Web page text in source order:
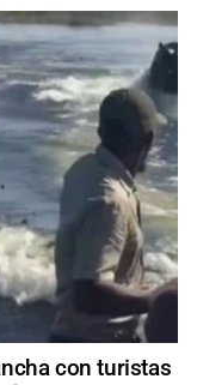
con turistas